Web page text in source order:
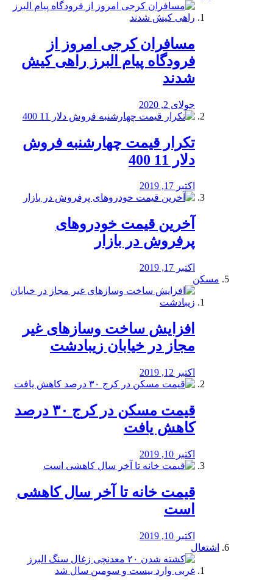
مسافران کرجی امروز از
فرودگاه پیام البرز راهی کیش
شدند
جولای 2, 2020
تکرار قیمت چهارشنبه فروش
دلار 11 400
اکتبر 17, 2019
آخرین قیمت خودرو‌های
پرفروش در بازار
اکتبر 17, 2019
مسکن
افزایش ساخت وسازهای غیر
مجاز در خیابان زیبادشت
اکتبر 12, 2019
️قیمت مسکن در کرج ۳۰ درصد
کاهش یافت
اکتبر 10, 2019
قیمت خانه تا آخر سال کاهشی
است
اکتبر 10, 2019
اشتغال